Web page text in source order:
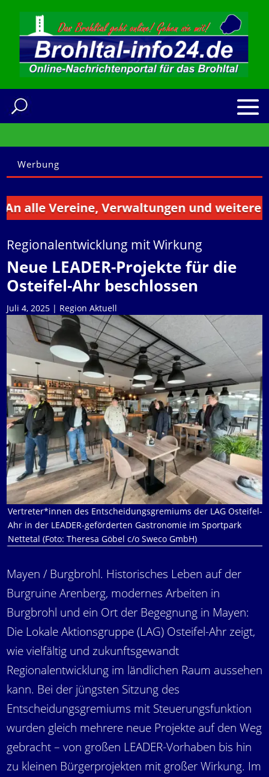
Werbung
Vereine, Verwaltungen und weitere
Regionalentwicklung mit Wirkung
Neue LEADER-Projekte für die
Osteifel-Ahr beschlossen
Juli 4, 2025 | Region Aktuell
Vertreter*innen des Entscheidungsgremiums der LAG Osteifel-
Ahr in der LEADER-geförderten Gastronomie im Sportpark
Nettetal (Foto: Theresa Göbel c/o Sweco GmbH)
Mayen / Burgbrohl. Historisches Leben auf der
Burgruine Arenberg, modernes Arbeiten in
Burgbrohl und ein Ort der Begegnung in Mayen:
Die Lokale Aktionsgruppe (LAG) Osteifel-Ahr zeigt,
wie vielfältig und zukunftsgewandt
Regionalentwicklung im ländlichen Raum aussehen
kann. Bei der jüngsten Sitzung des
Entscheidungsgremiums mit Steuerungsfunktion
wurden gleich mehrere neue Projekte auf den Weg
gebracht – von großen LEADER-Vorhaben bis hin
zu kleinen Bürgerprojekten mit großer Wirkung. Im